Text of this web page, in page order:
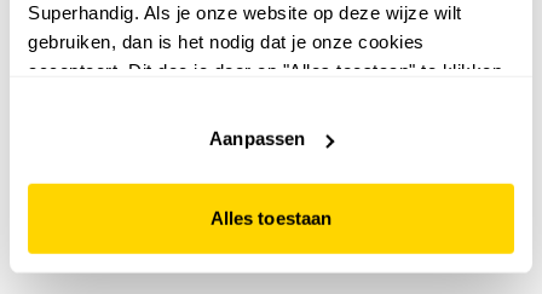
Superhandig. Als je onze website op deze wijze wilt
gebruiken, dan is het nodig dat je onze cookies
accepteert. Dit doe je door op "Alles toestaan" te klikken.
website niet optimaal functioneert.
Aanpassen
Alles toestaan